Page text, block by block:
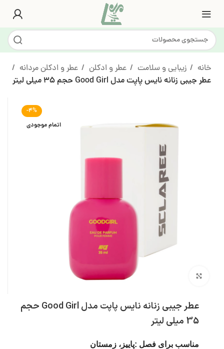
خانه زیبایی و سلامت عطر و ادکلن
عطر و ادکلن مردانه
عطر جیبی زنانه نایس پاپت مدل Good Girl حجم 35 میلی لیتر
-4%
اتمام موجودی
عطر جیبی زنانه نایس پاپت مدل Good Girl حجم
35 میلی لیتر
مناسب برای فصل :پاییز، زمستان